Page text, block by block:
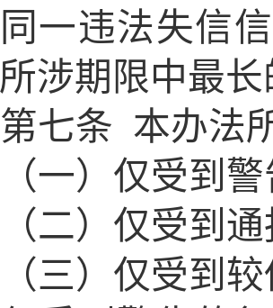
同一违法失信
所涉期限中最
第七条 本办法
（一）仅受到
（二）仅受到
（三）仅受到